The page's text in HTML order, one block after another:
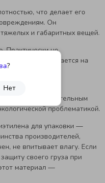
?
Нет
что делает его
Он
и габаритных вещей.
Практически не
сказывается на
легко
более привлекательным
проблематикой.
для упаковки —
производителей,
не впитывает влагу. Если
своего груза при
материал —